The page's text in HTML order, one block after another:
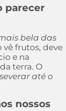
parecer
bela das
vê frutos, deve
e na
terra. O
até o
nossos